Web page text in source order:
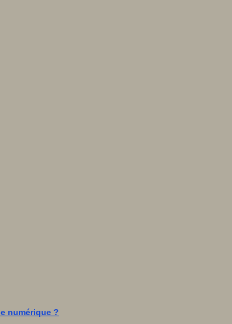
numérique ?